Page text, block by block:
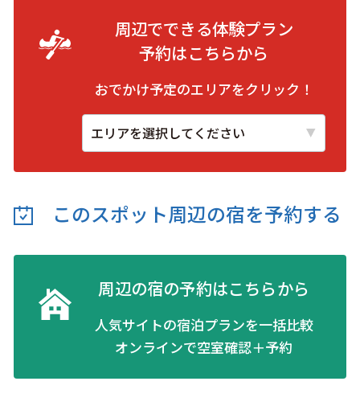
周辺でできる体験プラン
予約はこちらから
おでかけ予定のエリアをクリック！
このスポット周辺の宿を予約する
周辺の宿の予約はこちらから
人気サイトの宿泊プランを一括比較
オンラインで空室確認＋予約